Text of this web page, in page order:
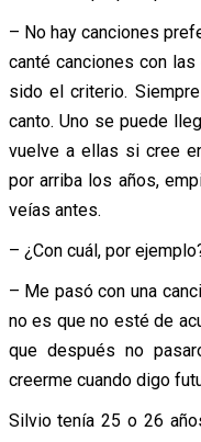
– No hay canciones
canté canciones con
sido el criterio.
canto. Uno se puede
vuelve a ellas si cree
por arriba los años,
veías antes.
– ¿Con cuál, por
– Me pasó con una
no es que no esté de
que después no
creerme cuando digo
Silvio tenía 25 o 26